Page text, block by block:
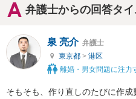
弁護士からの回答タ
泉 亮介 弁護士
東京都 > 港区
離婚・男女問題に注力
そもそも、作り直しのたびに作